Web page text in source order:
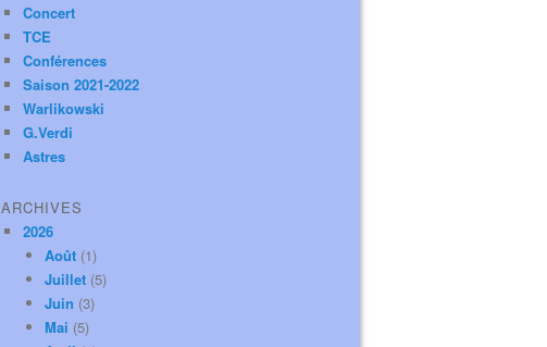
Concert
TCE
Conférences
Saison 2021-2022
Warlikowski
G.Verdi
Astres
ARCHIVES
2026
Août (1)
Juillet (5)
Juin (3)
Mai (5)